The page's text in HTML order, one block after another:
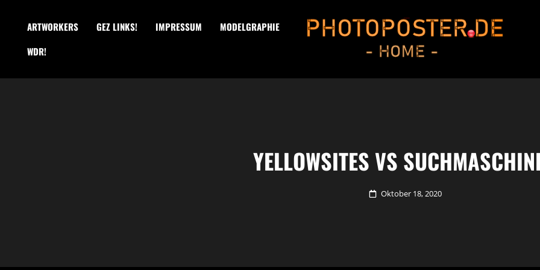
ARTWORKERS GEZ LINKS! IMPRESSUM
MODELGRAPHIE
WDR!
PHOTOPOSTER®.DE
Info-Kanal Und Fotoblog -> HOME
YELLOWSITES VS
Posted
Oktober 18, 2020